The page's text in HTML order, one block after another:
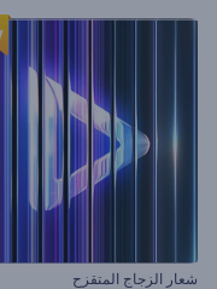
شعار الزجاج المتقزح